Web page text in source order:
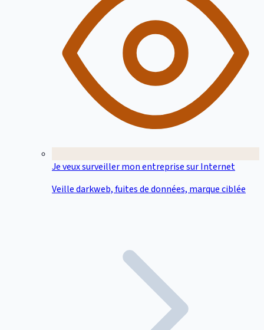
Je veux surveiller mon entreprise sur Internet
Veille darkweb, fuites de données, marque ciblée